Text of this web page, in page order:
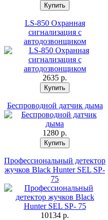
LS-850 Охранная
сигнализация с
автодозвонщиком
2635 p.
Беспроводной датчик дыма
1280 p.
Профессиональный детектор
жучков Black Hunter SEL SP-
75
10134 p.